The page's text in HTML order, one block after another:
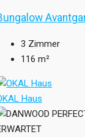
3 Zimmer
116 m²
Haus